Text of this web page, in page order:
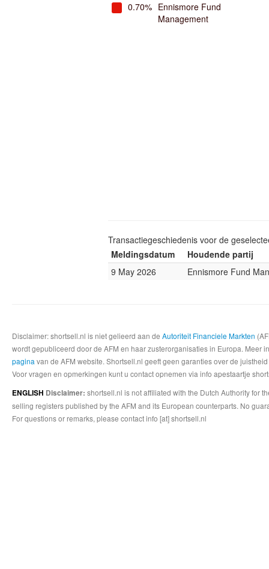
0.70% Ennismore Fund
Management
Transactiegeschiedenis voor de
Meldingsdatum
Houdende partij
9 May 2026
Ennismore Fund
Disclaimer: shortsell.nl is niet gelieerd aan de Autoriteit Financiele Markten
wordt gepubliceerd door de AFM en haar zusterorganisaties in Europa.
pagina van de AFM website. Shortsell.nl geeft geen garanties over de
Voor vragen en opmerkingen kunt u contact opnemen via info apestaartje
ENGLISH Disclaimer: shortsell.nl is not affiliated with the Dutch Authority for
selling registers published by the AFM and its European counterparts. No
For questions or remarks, please contact info [at] shortsell.nl